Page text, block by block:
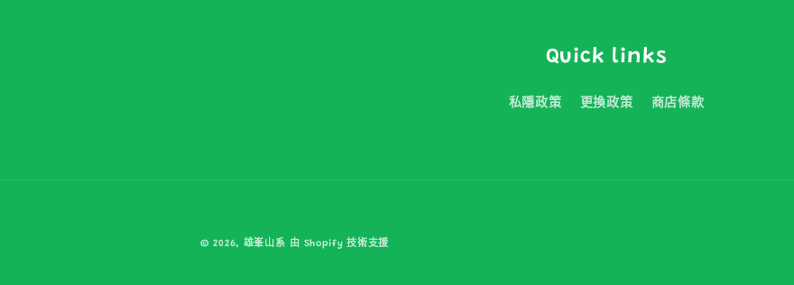
Quick links
私隱政策 更換政策 商店條款
© 2026, 雄峯山系 由 Shopify 技術支援